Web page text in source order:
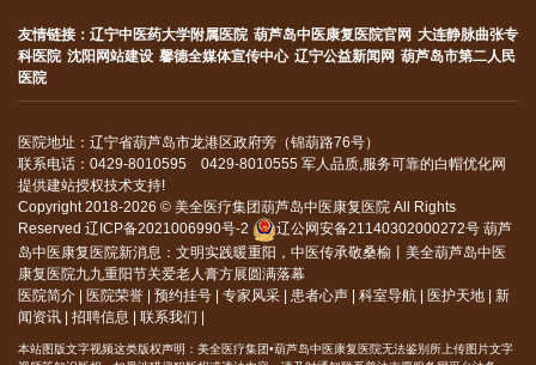
友情链接： 辽宁中医药大学附属医院 葫芦岛中医康复医院官网 大连静脉曲张专
科医院 沈阳网站建设 馨德全媒体宣传中心 辽宁公益新闻网 葫芦岛市第二人民
医院
医院地址：辽宁省葫芦岛市龙港区政府旁（锦葫路76号）
联系电话：0429-8010595 0429-8010555 军人品质,服务可靠的白帽优化网
提供建站授权技术支持!
Copyright 2018-2026 © 美全医疗集团葫芦岛中医康复医院 All Rights
Reserved 辽ICP备2021006990号-2 辽公网安备21140302000272号 葫芦
岛中医康复医院新消息： 文明实践暖重阳，中医传承敬桑榆丨美全葫芦岛中医
康复医院九九重阳节关爱老人膏方展圆满落幕
医院简介
医院荣誉 预约挂号 专家风采 患者心声 科室导航 医护天地
新
闻资讯
招聘信息 联系我们
本站图版文字视频这类版权声明：美全医疗集团•葫芦岛中医康复医院无法鉴别所上传图片文字